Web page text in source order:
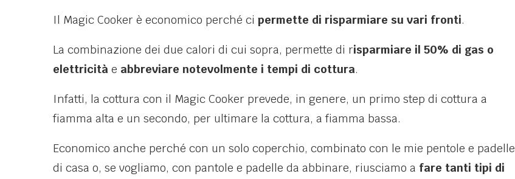
Il Magic Cooker è economico perché ci permette di risparmiare su vari fronti.
La combinazione dei due calori di cui sopra, permette di risparmiare il 50% di gas o
elettricità e abbreviare notevolmente i tempi di cottura.
Infatti, la cottura con il Magic Cooker prevede, in genere, un primo step di cottura a
fiamma alta e un secondo, per ultimare la cottura, a fiamma bassa.
Economico anche perché con un solo coperchio, combinato con le mie pentole e padelle
di casa o, se vogliamo, con pantole e padelle da abbinare, riusciamo a fare tanti tipi di